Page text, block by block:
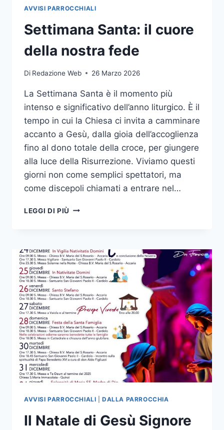
AVVISI PARROCCHIALI
Settimana Santa: il cuore
della nostra fede
Di Redazione Web 26 Marzo 2026
La Settimana Santa è il momento più
intenso e significativo dell’anno liturgico. È il
tempo in cui la Chiesa ci invita a camminare
accanto a Gesù, dalla gioia dell’accoglienza
fino al dono totale della croce, per giungere
alla luce della Risurrezione. Viviamo questi
giorni non come semplici spettatori, ma
come discepoli chiamati a entrare nel…
LEGGI DI PIÙ
AVVISI PARROCCHIALI |DALLA PARROCCHIA
Il Natale di Gesù Signore